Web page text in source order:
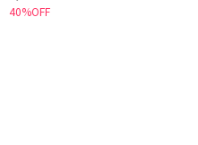
40%OFF